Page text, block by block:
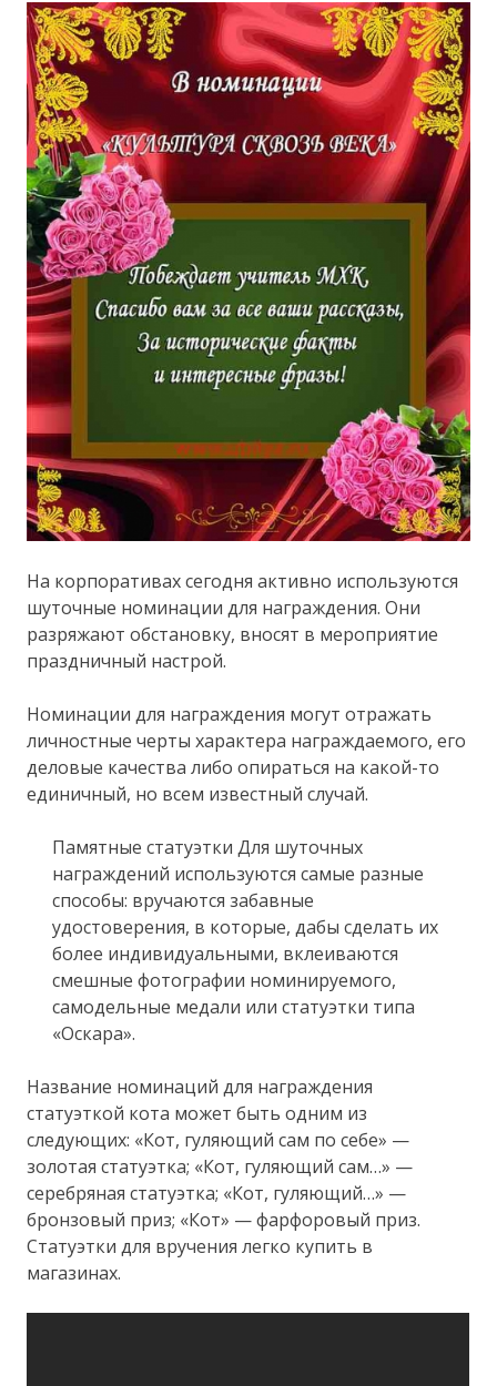
На корпоративах сегодня активно используются
шуточные номинации для награждения. Они
разряжают обстановку, вносят в мероприятие
праздничный настрой.
Номинации для награждения могут отражать
личностные черты характера награждаемого, его
деловые качества либо опираться на какой-то
единичный, но всем известный случай.
Памятные статуэтки Для шуточных
награждений используются самые разные
способы: вручаются забавные
удостоверения, в которые, дабы сделать их
более индивидуальными, вклеиваются
смешные фотографии номинируемого,
самодельные медали или статуэтки типа
«Оскара».
Название номинаций для награждения
статуэткой кота может быть одним из
следующих: «Кот, гуляющий сам по себе» —
золотая статуэтка; «Кот, гуляющий сам…» —
серебряная статуэтка; «Кот, гуляющий…» —
бронзовый приз; «Кот» — фарфоровый приз.
Статуэтки для вручения легко купить в
магазинах.